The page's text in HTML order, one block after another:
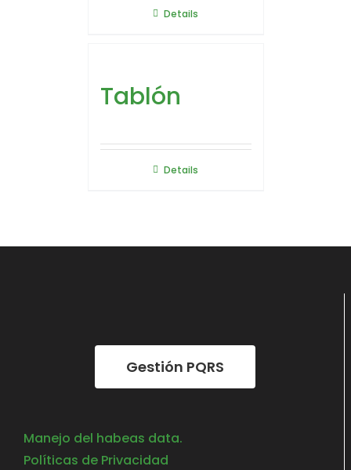
Details
Tablón
Details
Gestión PQRS
Manejo del habeas data.
Políticas de Privacidad